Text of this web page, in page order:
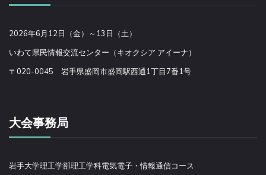
2026年6月12日（金）～13日（土）
いわて県民情報交流センター（キオクシア アイーナ）
〒020-0045 岩手県盛岡市盛岡駅西通1丁目7番1号
大会事務局
岩手大学理工学部理工学科電気電子・情報通信コース